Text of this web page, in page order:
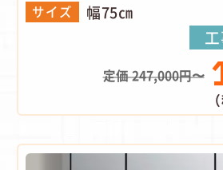
サイズ 幅75㎝
定価 247,000円〜